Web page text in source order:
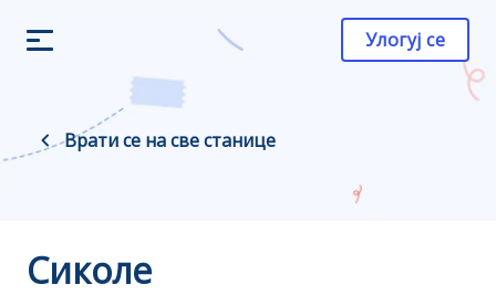
Улогуј се
Врати се на све станице
Сиколе